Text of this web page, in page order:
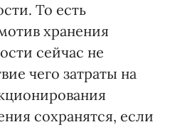
То есть
хранения
сейчас не
чего затраты на
сохранятся, если